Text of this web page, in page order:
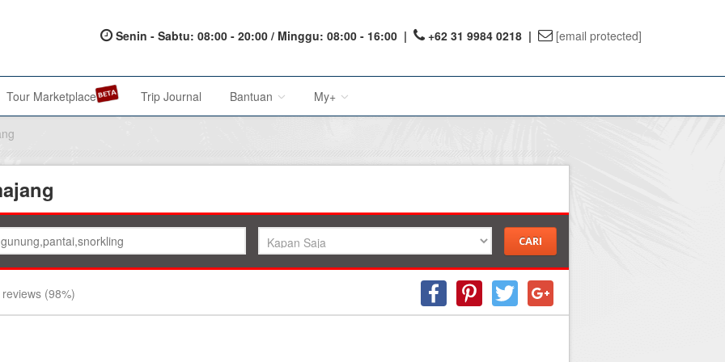
Senin - Sabtu: 08:00 - 20:00 / Minggu: 08:00 - 16:00 | +62 31 9984 0218 | [email protected]
Tour Marketplace Trip Journal Bantuan
About Us
Terms of Service
Privacy Policy
My+
My Account
reviews (98%)